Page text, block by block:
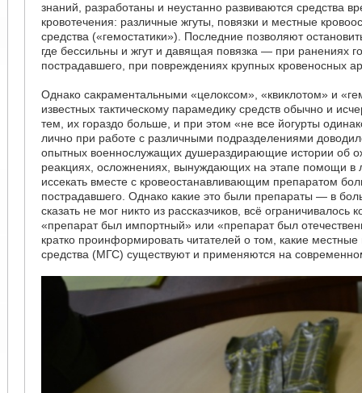
знаний, разработаны и неустанно развиваются средства
кровотечения: различные жгуты, повязки и местные
средства («гемостатики»). Последние позволяют
где бессильны и жгут и давящая повязка — при ранениях
пострадавшего, при повреждениях крупных кровеносных
Однако сакраментальными «целоксом», «квиклотом» и
известных тактическому парамедику средств обычно и
тем, их гораздо больше, и при этом «не все йогурты
лично при работе с различными подразделениями
опытных военнослужащих душераздирающие истории об
реакциях, осложнениях, вынуждающих на этапе помощи в
иссекать вместе с кровеостанавливающим препаратом
пострадавшего. Однако какие это были препараты — в
сказать не мог никто из рассказчиков, всё ограничивалось
«препарат был импортный» или «препарат был
кратко проинформировать читателей о том, какие местные
средства (МГС) существуют и применяются на